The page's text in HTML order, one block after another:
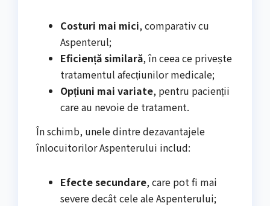
Costuri mai mici, comparativ cu
Aspenterul;
Eficiență similară, în ceea ce privește
tratamentul afecțiunilor medicale;
Opțiuni mai variate, pentru pacienții
care au nevoie de tratament.
În schimb, unele dintre dezavantajele
înlocuitorilor Aspenterului includ:
Efecte secundare, care pot fi mai
severe decât cele ale Aspenterului;